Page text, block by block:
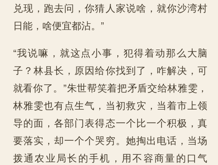
兑现，跑去问，你猜人家说啥，就你沙湾村
日能，啥便宜都沾。”
“我说嘛，就这点小事，犯得着动那么大脑
子？林县长，原因给你找到了，咋解决，可
就看你了。”朱世帮笑着把矛盾交给林雅雯，
林雅雯也有点生气，当初救灾，当着市上领
导的面，各部门表得态一个比一个积极，真
要落实，却一个个哭穷。她掏出电话，当场
拨通农业局长的手机，用不容商量的口气